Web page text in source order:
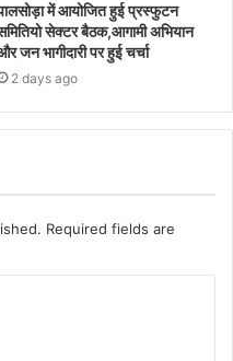
में आयोजित हुई प्रस्फुटन
सेक्टर बैठक,आगामी अभियान
जन भागीदारी पर हुई चर्चा
2 days ago
Required fields are